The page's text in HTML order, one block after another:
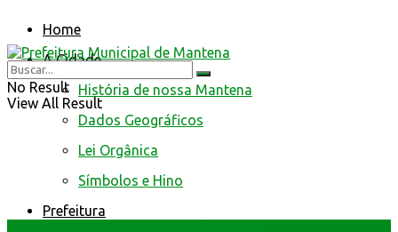
Home
A Cidade
História de nossa Mantena
Dados Geográficos
Lei Orgânica
Símbolos e Hino
Prefeitura
No Result
View All Result